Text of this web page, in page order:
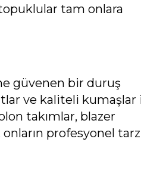
tam onlara
güvenen bir duruş
ve kaliteli kumaşlar
takımlar, blazer
profesyonel